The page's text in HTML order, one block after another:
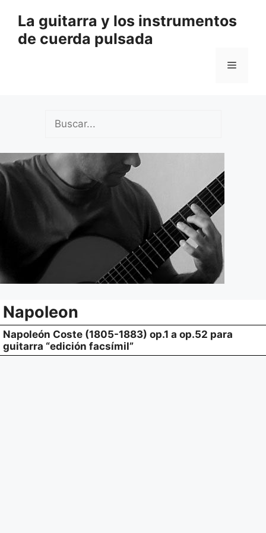
contenido
La guitarra y los instrumentos
de cuerda pulsada
Menú
Napoleon
Napoleón Coste (1805-1883) op.1 a op.52 para
guitarra “edición facsímil”